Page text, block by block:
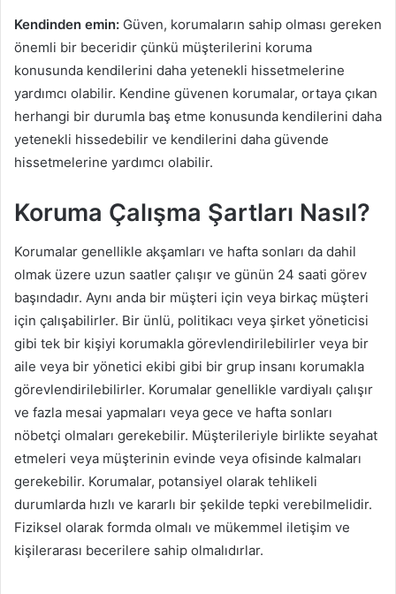
Kendinden emin: Güven, korumaların sahip olması gereken
önemli bir beceridir çünkü müşterilerini koruma
konusunda kendilerini daha yetenekli hissetmelerine
yardımcı olabilir. Kendine güvenen korumalar, ortaya çıkan
herhangi bir durumla baş etme konusunda kendilerini daha
yetenekli hissedebilir ve kendilerini daha güvende
hissetmelerine yardımcı olabilir.
Koruma Çalışma Şartları Nasıl?
Korumalar genellikle akşamları ve hafta sonları da dahil
olmak üzere uzun saatler çalışır ve günün 24 saati görev
başındadır. Aynı anda bir müşteri için veya birkaç müşteri
için çalışabilirler. Bir ünlü, politikacı veya şirket yöneticisi
gibi tek bir kişiyi korumakla görevlendirilebilirler veya bir
aile veya bir yönetici ekibi gibi bir grup insanı korumakla
görevlendirilebilirler. Korumalar genellikle vardiyalı çalışır
ve fazla mesai yapmaları veya gece ve hafta sonları
nöbetçi olmaları gerekebilir. Müşterileriyle birlikte seyahat
etmeleri veya müşterinin evinde veya ofisinde kalmaları
gerekebilir. Korumalar, potansiyel olarak tehlikeli
durumlarda hızlı ve kararlı bir şekilde tepki verebilmelidir.
Fiziksel olarak formda olmalı ve mükemmel iletişim ve
kişilerarası becerilere sahip olmalıdırlar.